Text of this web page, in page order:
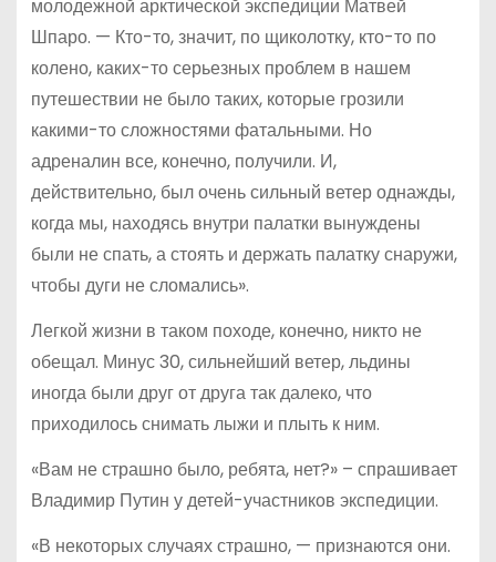
молодежной арктической экспедиции Матвей
Шпаро. — Кто-то, значит, по щиколотку, кто-то по
колено, каких-то серьезных проблем в нашем
путешествии не было таких, которые грозили
какими-то сложностями фатальными. Но
адреналин все, конечно, получили. И,
действительно, был очень сильный ветер однажды,
когда мы, находясь внутри палатки вынуждены
были не спать, а стоять и держать палатку снаружи,
чтобы дуги не сломались».
Легкой жизни в таком походе, конечно, никто не
обещал. Минус 30, сильнейший ветер, льдины
иногда были друг от друга так далеко, что
приходилось снимать лыжи и плыть к ним.
«Вам не страшно было, ребята, нет?» – спрашивает
Владимир Путин у детей-участников экспедиции.
«В некоторых случаях страшно, — признаются они.